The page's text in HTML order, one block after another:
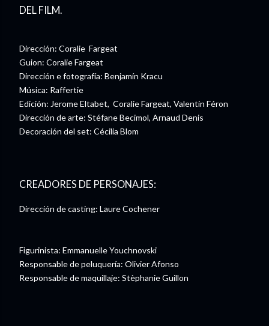
DEL FILM.
Dirección: Coralie Fargeat
Guion: Coralie Fargeat
Dirección e fotografía: Benjamín Kracu
Música: Raffertie
Edición: Jerome Eltabet, Coralie Fargeat, Valentin Féron
Dirección de arte: Stéfane Becimol, Arnaud Denis
Decoración del set: Cécilia Blom
CREADORES DE PERSONAJES:
Dirección de casting: Laure Cochener
Figurinista: Emmanuelle Youchnovski
Responsable de peluquería: Olivier Afonso
Responsable de maquillaje: Stèphanie Guillon